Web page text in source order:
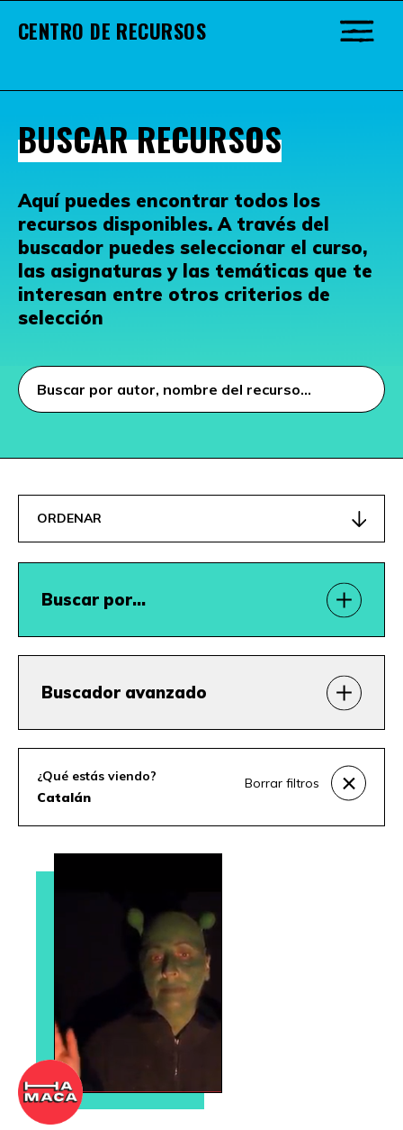
CENTRO DE RECURSOS
BUSCAR RECURSOS
Aquí puedes encontrar todos los
recursos disponibles. A través del
buscador puedes seleccionar el curso,
las asignaturas y las temáticas que te
interesan entre otros criterios de
selección
Buscar por…
Buscador avanzado
¿Qué estás viendo?
Catalán
Borrar filtros
ORDENAR